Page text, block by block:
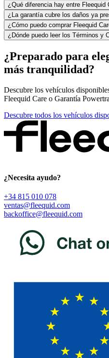
¿Qué diferencia hay entre Fleequid
¿La garantía cubre los daños ya
¿Cómo puedo comprar Fleequid
¿Dónde puedo leer los Términos y
¿Preparado para
más tranquilidad?
Descubre los vehículos
Fleequid Care o Garantía
Descubre todos los vehículos
¿Necesita ayudo?
+34 815 010 078
ventas@fleequid.com
backoffice@fleequid.com